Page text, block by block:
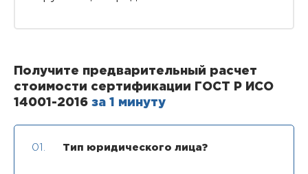
Получите предварительный расчет
стоимости сертификации ГОСТ Р ИСО
14001-2016 за 1 минуту
01. Тип юридического лица?